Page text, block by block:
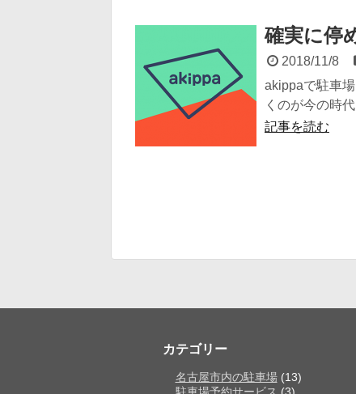
確実に停
2018/11/8
akippaで駐車
くのが今の時
記事を読む
カテゴリー
名古屋市内の駐車場(13)